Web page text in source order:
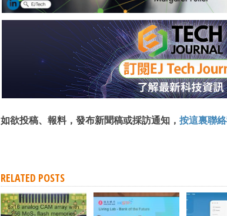
如欲投稿、報料，發布新聞稿或採訪通知， 按這裏聯
RELATED POSTS